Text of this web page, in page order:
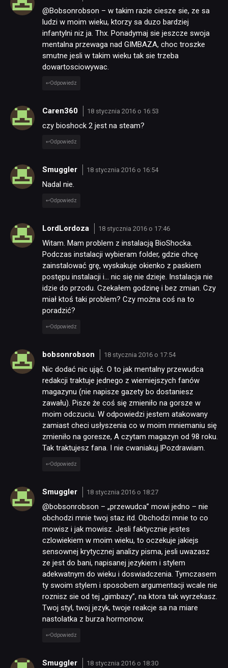
@Bobsonrobson – w takim razie ciesze sie, ze sa
ludzi w moim wieku, ktorzy sa duzo bardziej
infantylni niz ja. Thx. Ponadymaj sie jeszcze swoja
mentalna przewaga nad GIMBAZA, choc troszke
smutne jesli w takim wieku tak sie trzeba
dowartosciowywac.
Odpowiedz
Caren360 18 stycznia 2016 o 16:53
czy bioshock 2 jest na steam?
Odpowiedz
Smuggler 18 stycznia 2016 o 16:54
Nadal nie.
Odpowiedz
LordLordoza 18 stycznia 2016 o 17:46
Witam. Mam problem z instalacją BioShocka.
Podczas instalacji wybieram folder, gdzie chcę
zainstalować grę, wyskakuje okienko z paskiem
postępu instalacji i… nic się nie dzieje. Instalacja nie
idzie do przodu. Czekałem godzinę i bez zmian. Czy
miał ktoś taki problem? Czy można coś na to
poradzić?
Odpowiedz
bobsonrobson 18 stycznia 2016 o 17:54
Nic dodać nic ująć. O to jak mentalny przewudca
redakcji traktuje jednego z wierniejszych fanów
magazynu (nie napisze gazety bo dostaniesz
zawału). Pisze że coś się zmieniło na gorsze w
moim odczuciu. W odpowiedzi jestem atakowany
zamiast checi usłyszenia co w moim mniemaniu się
zmieniło na goresze, A czytam magazyn od 98 roku.
Tak traktujesz fana. I nie cwaniakuj.|Pozdrawiam.
Odpowiedz
Smuggler 18 stycznia 2016 o 18:27
@bobsonrobson – „przewudca” mowi jedno – nie
obchodzi mnie twoj staz itd. Obchodzi mnie to co
mowisz i jak mowisz. Jesli faktycznie jestes
czlowiekiem w moim wieku, to oczekuje jakiejs
sensownej krytycznej analizy pisma, jesli uwazasz
ze jest do bani, napisanej jezykiem i stylem
adekwatnym do wieku i doswiadczenia. Tymczasem
ty swoim stylem i sposobem argumentacji wcale nie
roznisz sie od tej „gimbazy”, na ktora tak wyrzekasz.
Twoj styl, twoj jezyk, twoje reakcje sa na miare
nastolatka z burza hormonow.
Odpowiedz
Smuggler 18 stycznia 2016 o 18:30